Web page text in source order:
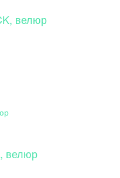
велюр
велюр